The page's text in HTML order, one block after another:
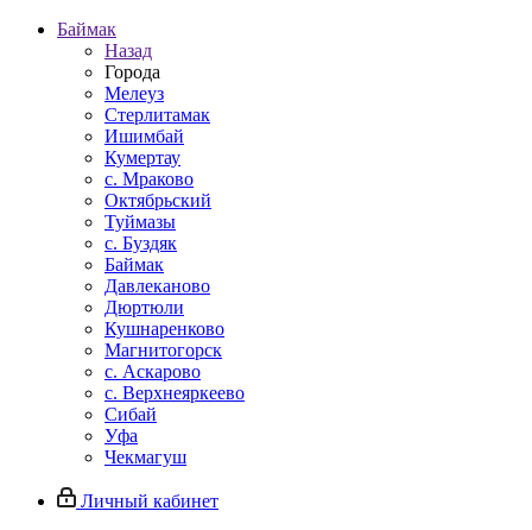
Баймак
Назад
Города
Мелеуз
Стерлитамак
Ишимбай
Кумертау
c. Мраково
Октябрьский
Туймазы
c. Буздяк
Баймак
Давлеканово
Дюртюли
Кушнаренково
Магнитогорск
с. Аскарово
с. Верхнеяркеево
Сибай
Уфа
Чекмагуш
Личный кабинет